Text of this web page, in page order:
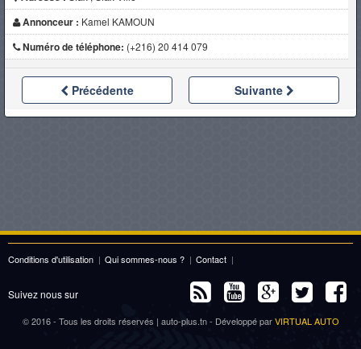
Annonceur : Kamel KAMOUN
Numéro de téléphone: (+216) 20 414 079
Précédente Suivante
Conditions d'utilisation | Qui sommes-nous ? | Contact |
Suivez nous sur
© 2016 - Tous les droits réservés | auto-plus.tn - Développé parVIRTUAL AUTO